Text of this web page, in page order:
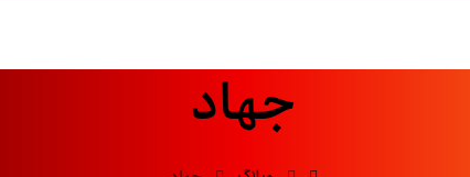
جهاد